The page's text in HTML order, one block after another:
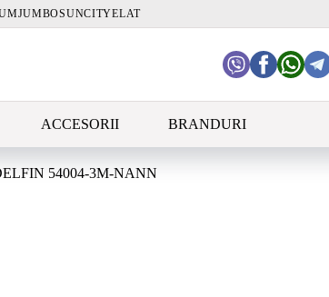
JUMBOSUNCITYELAT
ACCESORII BRANDURI
54004-3M-NANN